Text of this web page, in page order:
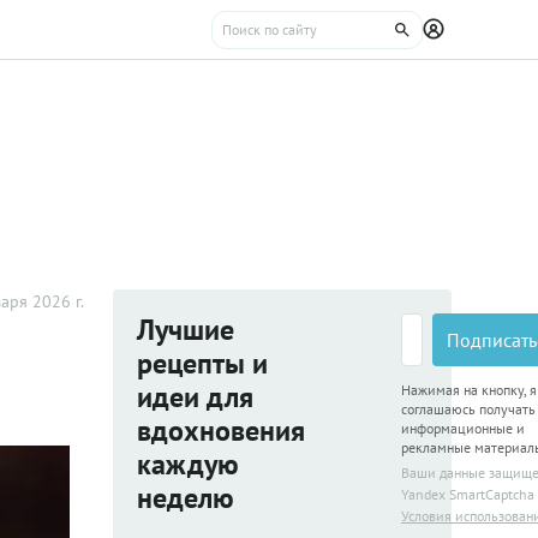
2026 г.
Лучшие
рецепты и
идеи для
вдохновения
каждую
неделю
Нажимая на кнопку, я
соглашаюсь получать
информационные и
рекламные
Ваши данные
Yandex SmartCaptcha
Условия